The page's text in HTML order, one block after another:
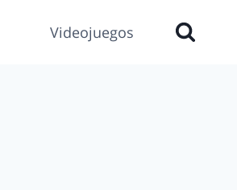
Videojuegos